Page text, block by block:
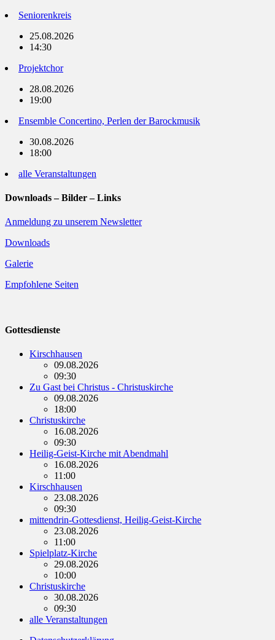
Seniorenkreis
25.08.2026
14:30
Projektchor
28.08.2026
19:00
Ensemble Concertino, Perlen der Barockmusik
30.08.2026
18:00
alle Veranstaltungen
Downloads – Bilder – Links
Anmeldung zu unserem Newsletter
Downloads
Galerie
Empfohlene Seiten
Gottesdienste
Kirschhausen
09.08.2026
09:30
Zu Gast bei Christus - Christuskirche
09.08.2026
18:00
Christuskirche
16.08.2026
09:30
Heilig-Geist-Kirche mit Abendmahl
16.08.2026
11:00
Kirschhausen
23.08.2026
09:30
mittendrin-Gottesdienst, Heilig-Geist-Kirche
23.08.2026
11:00
Spielplatz-Kirche
29.08.2026
10:00
Christuskirche
30.08.2026
09:30
alle Veranstaltungen